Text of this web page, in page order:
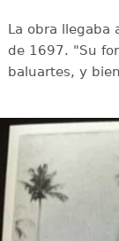
La obra llegaba
de 1697. "Su
baluartes, y